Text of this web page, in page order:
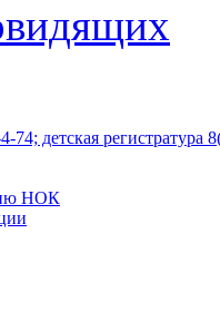
74; детская
НОК